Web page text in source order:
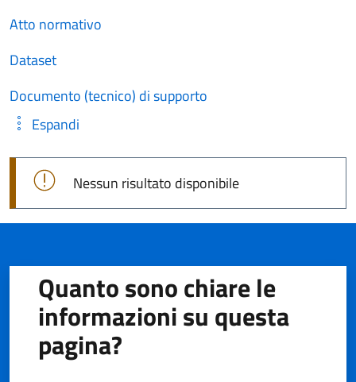
Atto normativo
Dataset
Documento (tecnico) di supporto
Espandi
Nessun risultato disponibile
Quanto sono chiare le
informazioni su questa
pagina?